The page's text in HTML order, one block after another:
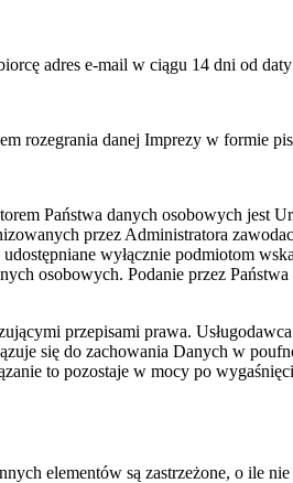
adres e-mail w ciągu 14 dni od
rozegrania danej Imprezy w formie
Państwa danych osobowych jest
przez Administratora
wyłącznie podmiotom
osobowych. Podanie przez
przepisami prawa.
się do zachowania Danych w
to pozostaje w mocy po
elementów są zastrzeżone, o ile